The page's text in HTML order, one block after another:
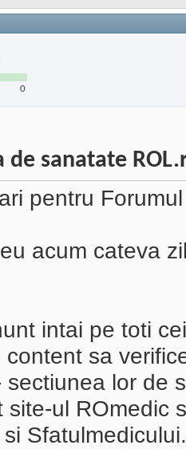
0
de sanatate
pentru
acum cateva
intai pe toti
sa
sectiunea lor de
site-ul ROmedic